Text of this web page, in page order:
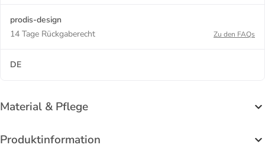
prodis-design
14 Tage Rückgaberecht
Zu den FAQs
DE
Material & Pflege
Produktinformation